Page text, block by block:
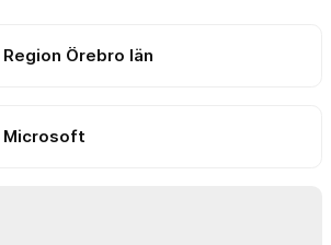
Region Örebro län
Microsoft